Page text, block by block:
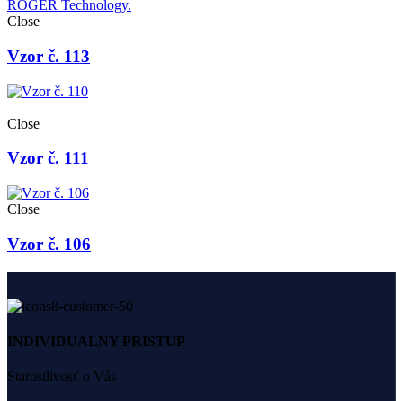
Close
Vzor č. 113
Close
Vzor č. 111
Close
Vzor č. 106
INDIVIDUÁLNY PRÍSTUP
Starostlivosť o Vás